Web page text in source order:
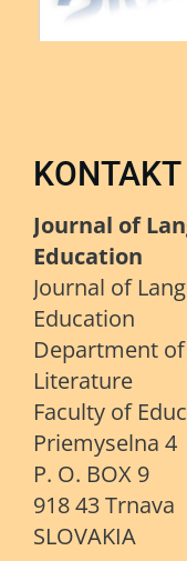
KONTAKT
Journal of
Education
Journal of
Education
Department
Literature
Faculty of
Priemyselna 4
P. O. BOX 9
918 43 Trnava
SLOVAKIA